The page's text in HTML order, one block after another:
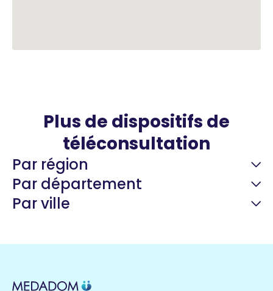
Plus de dispositifs de
téléconsultation
Par région
Par département
Par ville